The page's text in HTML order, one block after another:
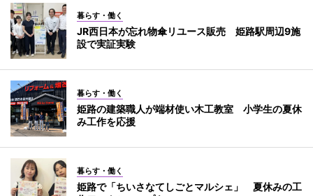
暮らす・働く
JR西日本が忘れ物傘リユース販売 姫路駅周辺9施
設で実証実験
暮らす・働く
姫路の建築職人が端材使い木工教室 小学生の夏休
み工作を応援
暮らす・働く
姫路で「ちいさなてしごとマルシェ」 夏休みの工